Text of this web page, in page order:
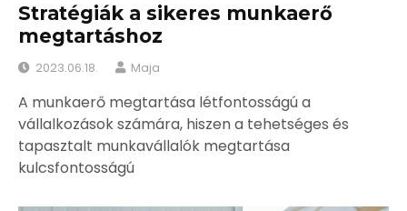
Stratégiák a sikeres munkaerő
megtartáshoz
2023.06.18. Maja
A munkaerő megtartása létfontosságú a
vállalkozások számára, hiszen a tehetséges és
tapasztalt munkavállalók megtartása
kulcsfontosságú